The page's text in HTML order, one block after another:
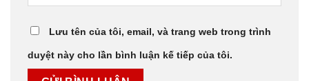
Lưu tên của tôi, email, và trang web trong trình
duyệt này cho lần bình luận kế tiếp của tôi.